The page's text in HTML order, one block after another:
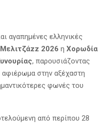
αγαπημένες ελληνικές
Μελιτζάzz 2026 η Χορωδία
, παρουσιάζοντας
στην αξέχαστη
φωνές του
από περίπου 28